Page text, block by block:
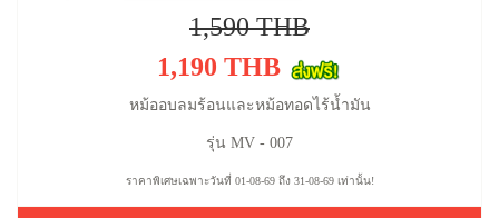
1,590 THB
1,190 THB
หม้ออบลมร้อนและหม้อทอดไร้น้ำมัน
รุ่น MV - 007
ราคาพิเศษเฉพาะวันที่ 01-08-69 ถึง 31-08-69 เท่านั้น!